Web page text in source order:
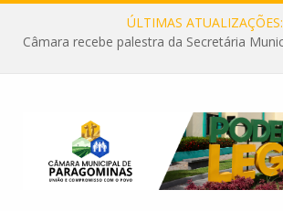
ÚLTIMAS ATUALIZAÇÕES: